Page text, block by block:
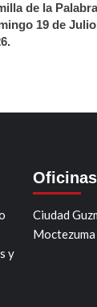
de la
19 de
y
Oficinas
Ciudad